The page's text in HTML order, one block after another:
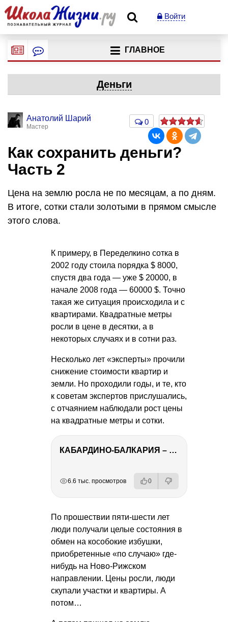
Войти
ГЛАВНОЕ
Деньги
Анатолий Шарий
Мастер
0
Как сохранить деньги?
Часть 2
Цена на землю росла не по месяцам, а по дням.
В итоге, сотки стали золотыми в прямом смысле
этого слова.
К примеру, в Переделкино сотка в
2002 году стоила порядка $ 8000,
спустя два года — уже $ 20000, в
начале 2008 года — 60000 $. Точно
такая же ситуация происходила и с
квартирами. Квадратные метры
росли в цене в десятки, а в
некоторых случаях и в сотни раз.
Несколько лет «эксперты» прочили
снижение стоимости квартир и
земли. Но проходили годы, и те, кто
к советам экспертов прислушались,
с отчаянием наблюдали рост цены
на квадратные метры и сотки.
КАБАРДИНО-БАЛКАРИЯ – ПУТЕШЕСТВИЕ НА КАВКАЗ часть 3
6.6 тыс. просмотров 0
По прошествии пяти-шести лет
люди получали целые состояния в
обмен на кособокие избушки,
приобретенные «по случаю» где-
нибудь на Ново-Рижском
направлении. Цены росли, люди
скупали участки и квартиры. А
потом…